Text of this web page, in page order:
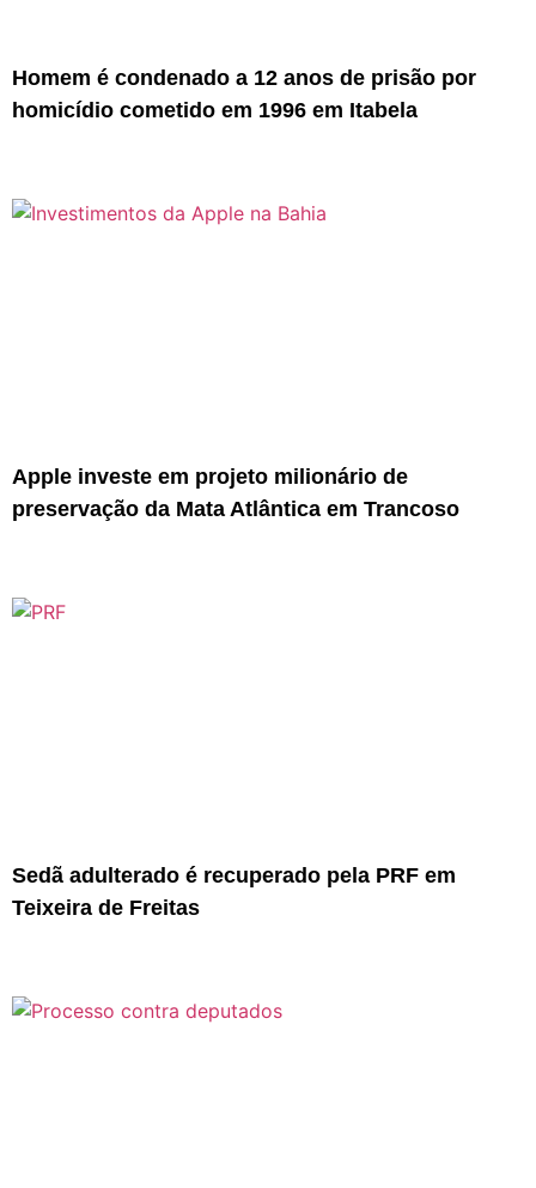
Homem é condenado a 12 anos de prisão por
homicídio cometido em 1996 em Itabela
Apple investe em projeto milionário de
preservação da Mata Atlântica em Trancoso
Sedã adulterado é recuperado pela PRF em
Teixeira de Freitas